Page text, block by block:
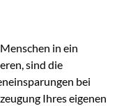
in ein
sind die
bei
Ihres eigenen